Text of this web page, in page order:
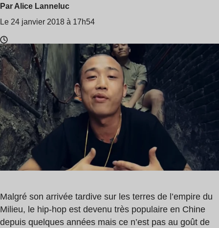
Par Alice Lanneluc
Le 24 janvier 2018 à 17h54
Temps
de
lecture
:
min
Malgré son arrivée tardive sur les terres de l’empire du
Milieu, le hip-hop est devenu très populaire en Chine
depuis quelques années mais ce n’est pas au goût de